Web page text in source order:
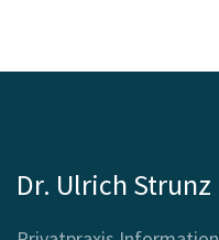
Dr. Ulrich Strunz